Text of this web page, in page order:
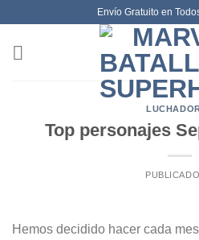
Envío Gratuito en
Top personajes
PUBLICADO
Hemos decidido hacer cada